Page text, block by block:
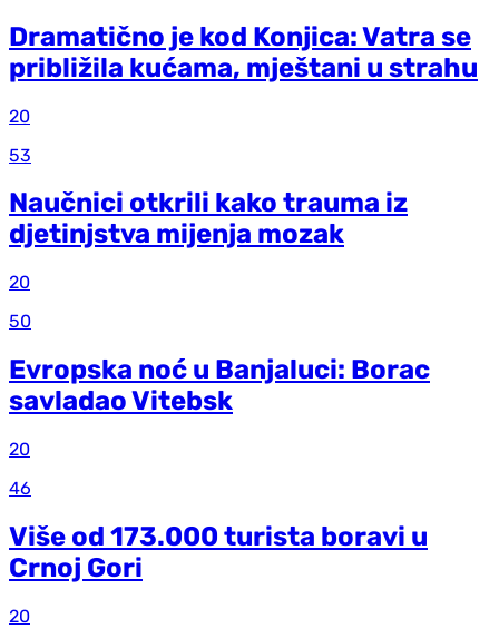
Dramatično je kod Konjica: Vatra se
približila kućama, mještani u strahu
20
53
Naučnici otkrili kako trauma iz
d‌jetinjstva mijenja mozak
20
50
Evropska noć u Banjaluci: Borac
savladao Vitebsk
20
46
Više od 173.000 turista boravi u
Crnoj Gori
20